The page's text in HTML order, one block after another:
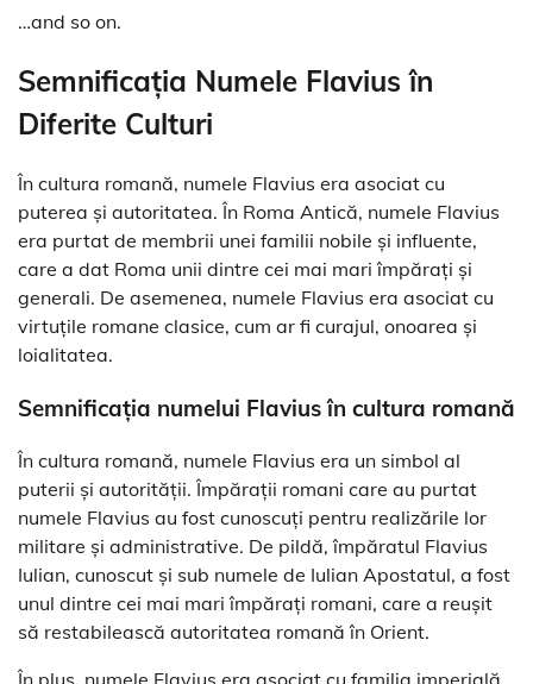
…and so on.
Semnificația Numele Flavius în
Diferite Culturi
În cultura romană, numele Flavius era asociat cu
puterea și autoritatea. În Roma Antică, numele Flavius
era purtat de membrii unei familii nobile și influente,
care a dat Roma unii dintre cei mai mari împărați și
generali. De asemenea, numele Flavius era asociat cu
virtuțile romane clasice, cum ar fi curajul, onoarea și
loialitatea.
Semnificația numelui Flavius în cultura romană
În cultura romană, numele Flavius era un simbol al
puterii și autorității. Împărații romani care au purtat
numele Flavius au fost cunoscuți pentru realizările lor
militare și administrative. De pildă, împăratul Flavius
Iulian, cunoscut și sub numele de Iulian Apostatul, a fost
unul dintre cei mai mari împărați romani, care a reușit
să restabilească autoritatea romană în Orient.